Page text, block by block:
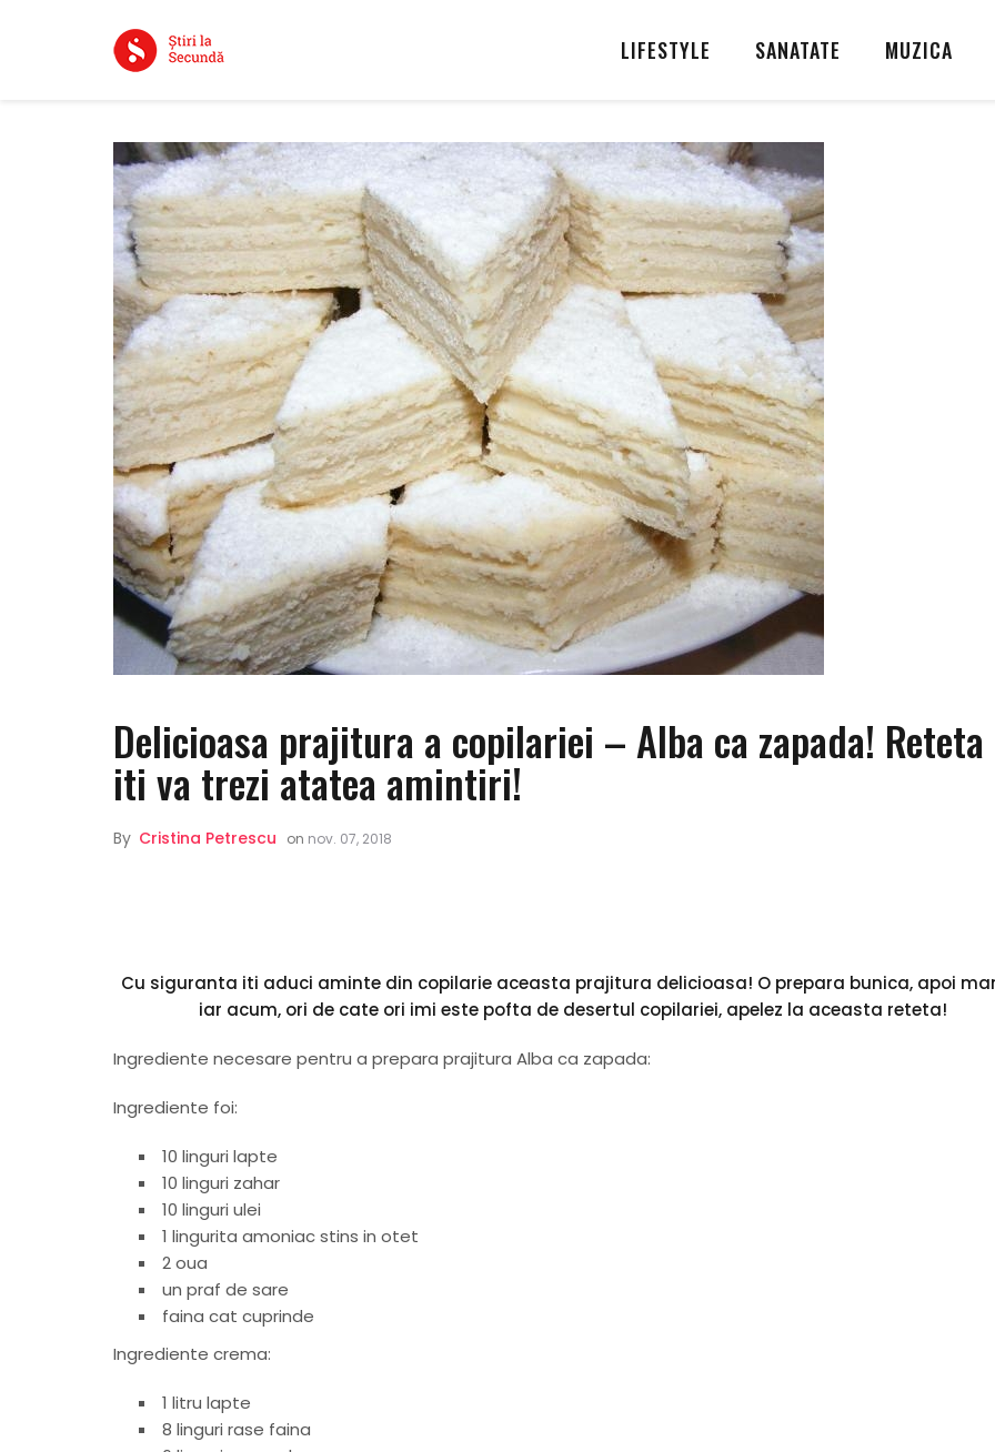
LIFESTYLE SANATATE MUZICA
Delicioasa prajitura a copilariei – Alba ca zapada! Reteta
iti va trezi atatea amintiri!
By Cristina Petrescu on nov. 07, 2018
Cu siguranta iti aduci aminte din copilarie aceasta prajitura delicioasa! O prepara bunica, apoi
iar acum, ori de cate ori imi este pofta de desertul copilariei, apelez la aceasta reteta!
Ingrediente necesare pentru a prepara prajitura Alba ca zapada:
Ingrediente foi:
10 linguri lapte
10 linguri zahar
10 linguri ulei
1 lingurita amoniac stins in otet
2 oua
un praf de sare
faina cat cuprinde
Ingrediente crema:
1 litru lapte
8 linguri rase faina